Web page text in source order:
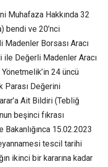
Muhafaza Hakkında 32
bendi ve 20’nci
Madenler Borsası Aracı
ile Değerli Madenler Aracı
Yönetmelik’in 24 üncü
Parası Değerini
Ait Bildiri (Tebliğ
beşinci fıkrası
15.02.2023
tescil tarihi
ikinci bir kararına kadar